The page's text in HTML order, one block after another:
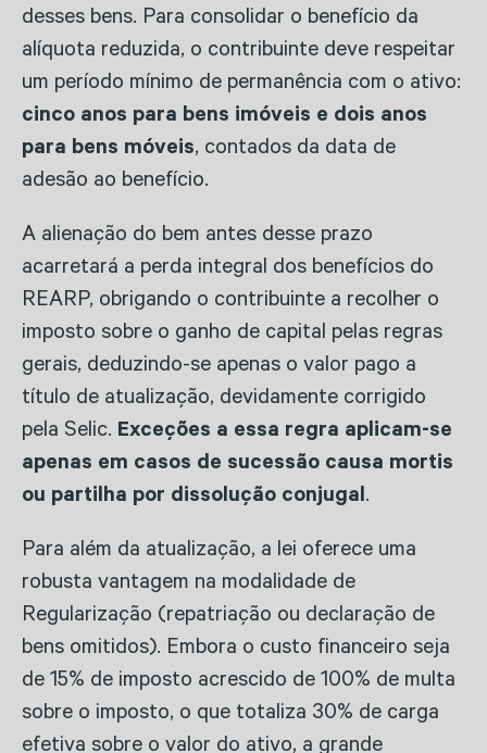
desses bens. Para consolidar o benefício da
alíquota reduzida, o contribuinte deve respeitar
um período mínimo de permanência com o ativo:
cinco anos para bens imóveis e dois anos
para bens móveis, contados da data de
adesão ao benefício.
A alienação do bem antes desse prazo
acarretará a perda integral dos benefícios do
REARP, obrigando o contribuinte a recolher o
imposto sobre o ganho de capital pelas regras
gerais, deduzindo-se apenas o valor pago a
título de atualização, devidamente corrigido
pela Selic. Exceções a essa regra aplicam-se
apenas em casos de sucessão causa mortis
ou partilha por dissolução conjugal.
Para além da atualização, a lei oferece uma
robusta vantagem na modalidade de
Regularização (repatriação ou declaração de
bens omitidos). Embora o custo financeiro seja
de 15% de imposto acrescido de 100% de multa
sobre o imposto, o que totaliza 30% de carga
efetiva sobre o valor do ativo, a grande